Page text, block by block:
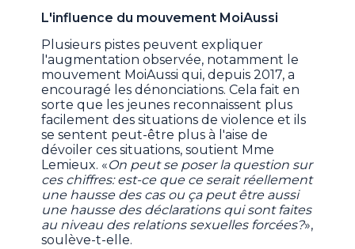
L'influence du mouvement MoiAussi
Plusieurs pistes peuvent expliquer
l'augmentation observée, notamment le
mouvement MoiAussi qui, depuis 2017, a
encouragé les dénonciations. Cela fait en
sorte que les jeunes reconnaissent plus
facilement des situations de violence et ils
se sentent peut-être plus à l'aise de
dévoiler ces situations, soutient Mme
Lemieux. «On peut se poser la question sur
ces chiffres: est-ce que ce serait réellement
une hausse des cas ou ça peut être aussi
une hausse des déclarations qui sont faites
au niveau des relations sexuelles forcées?»,
soulève-t-elle.